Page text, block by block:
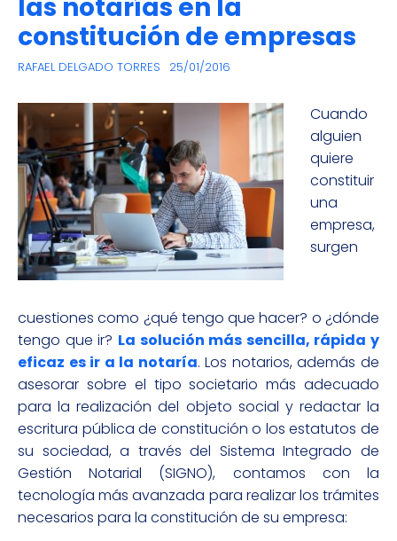
las notarías en la
constitución de empresas
RAFAEL DELGADO TORRES 25/01/2016
Cuando
alguien
quiere
constituir
una
empresa,
surgen
cuestiones como ¿qué tengo que hacer? o ¿dónde
tengo que ir? La solución más sencilla, rápida y
eficaz es ir a la notaría. Los notarios, además de
asesorar sobre el tipo societario más adecuado
para la realización del objeto social y redactar la
escritura pública de constitución o los estatutos de
su sociedad, a través del Sistema Integrado de
Gestión Notarial (SIGNO), contamos con la
tecnología más avanzada para realizar los trámites
necesarios para la constitución de su empresa: